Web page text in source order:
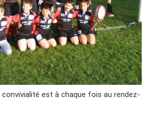
est à chaque fois au rendez-